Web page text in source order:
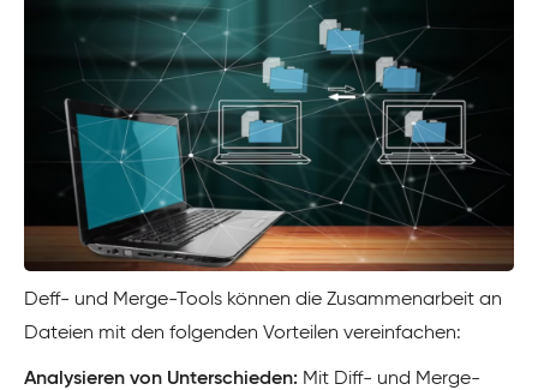
Deff- und Merge-Tools können die Zusammenarbeit an
Dateien mit den folgenden Vorteilen vereinfachen:
Analysieren von Unterschieden: Mit Diff- und Merge-